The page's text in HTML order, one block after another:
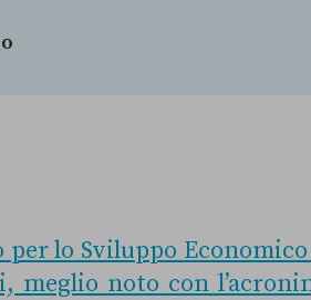
lo Sviluppo
noto con